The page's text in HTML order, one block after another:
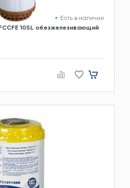
Есть в наличии
10SL обезжелезивающий